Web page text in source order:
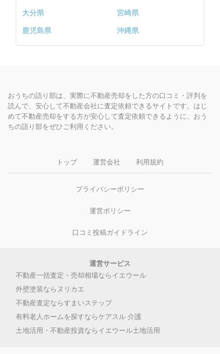
大分県
宮崎県
鹿児島県
沖縄県
おうちの語り部は、実際に不動産売却をした方の口コミ・評判を
読んで、安心して不動産会社に査定依頼できるサイトです。はじ
めて不動産売却をする方が安心して査定依頼できるように、おう
ちの語り部をぜひご利用ください。
トップ 運営会社 利用規約
プライバシーポリシー
運営ポリシー
口コミ投稿ガイドライン
運営サービス
不動産一括査定・売却相場ならイエウール
外壁塗装ならヌリカエ
不動産査定ならすまいステップ
有料老人ホームを探すならケアスル 介護
土地活用・不動産投資ならイエウール土地活用